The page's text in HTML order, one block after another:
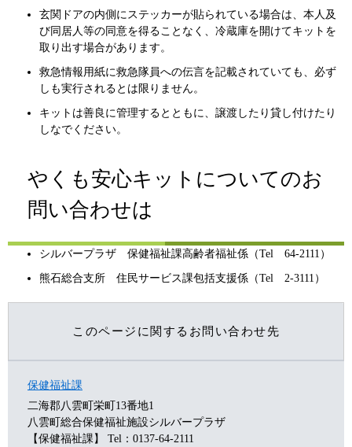
玄関ドアの内側にステッカーが貼られている場合は、本人及
び同居人等の同意を得ることなく、冷蔵庫を開けてキットを
取り出す場合があります。
救急情報用紙に救急隊員への伝言を記載されていても、必ず
しも実行されるとは限りません。
キットは善良に管理するとともに、譲渡したり貸し付けたり
しなでください。
やくも安心キットについてのお
問い合わせは
シルバープラザ 保健福祉課高齢者福祉係（Tel 64-2111）
熊石総合支所 住民サービス課包括支援係（Tel 2-3111）
このページに関するお問い合わせ先
保健福祉課
二海郡八雲町栄町13番地1
八雲町総合保健福祉施設シルバープラザ
【保健福祉課】
Tel：0137-64-2111